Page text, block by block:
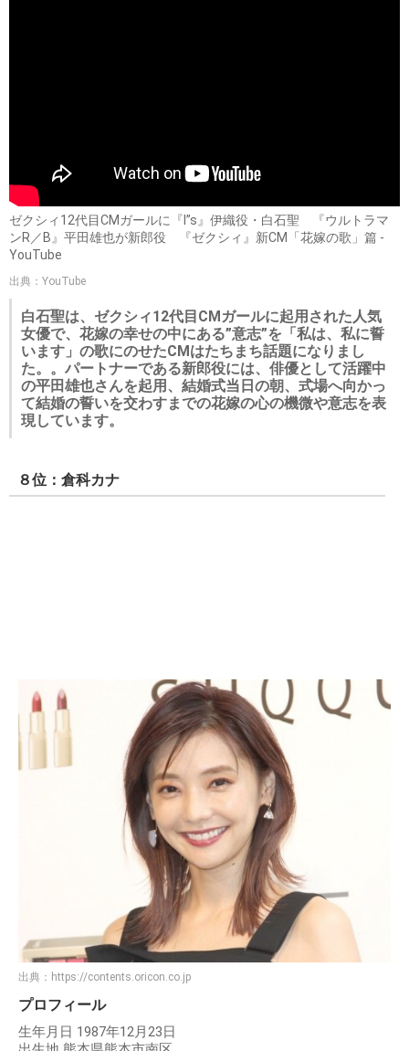
ゼクシィ12代目CMガールに『I”s』伊織役・白石聖 『ウルトラマ
ンR／B』平田雄也が新郎役 『ゼクシィ』新CM「花嫁の歌」篇 -
YouTube
出典：YouTube
白石聖は、ゼクシィ12代目CMガールに起用された人気
女優で、花嫁の幸せの中にある”意志”を「私は、私に誓
います」の歌にのせたCMはたちまち話題になりまし
た。。パートナーである新郎役には、俳優として活躍中
の平田雄也さんを起用、結婚式当日の朝、式場へ向かっ
て結婚の誓いを交わすまでの花嫁の心の機微や意志を表
現しています。
８位：倉科カナ
出典： https://contents.oricon.co.jp
プロフィール
生年月日 1987年12月23日